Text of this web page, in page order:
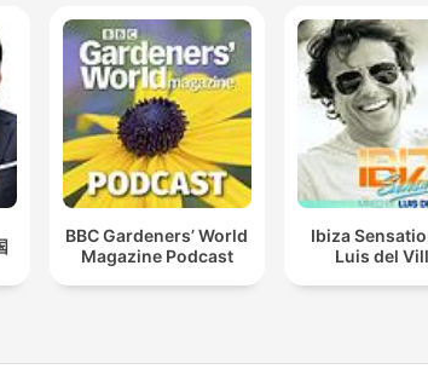
BBC Gardeners’ World
Magazine Podcast
Ibiza
Luis del